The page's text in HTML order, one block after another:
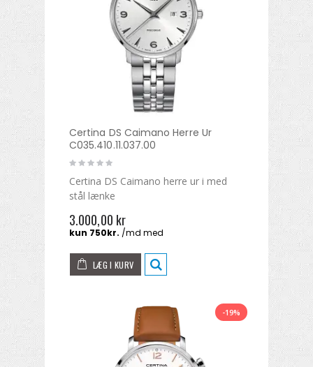
Certina DS Caimano Herre Ur
C035.410.11.037.00
Certina DS Caimano herre ur i med
stål lænke
3.000,00 kr
LÆG I KURV
-19%